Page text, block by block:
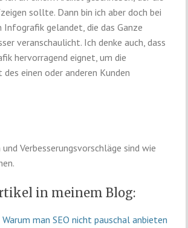
sollte. Dann bin ich aber doch bei
Infografik gelandet, die das Ganze
veranschaulicht. Ich denke auch, dass
hervorragend eignet, um die
einen oder anderen Kunden
und Verbesserungsvorschläge sind wie
in meinem Blog:
man SEO nicht pauschal anbieten